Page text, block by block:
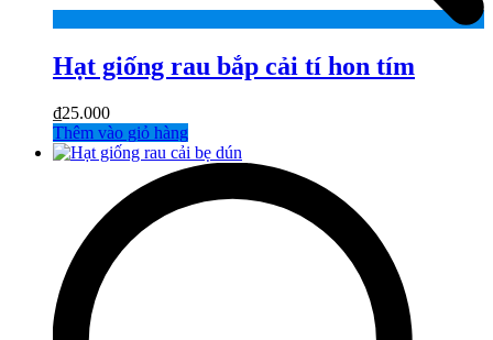
Hạt giống rau bắp cải tí hon tím
₫25.000
Thêm vào giỏ hàng